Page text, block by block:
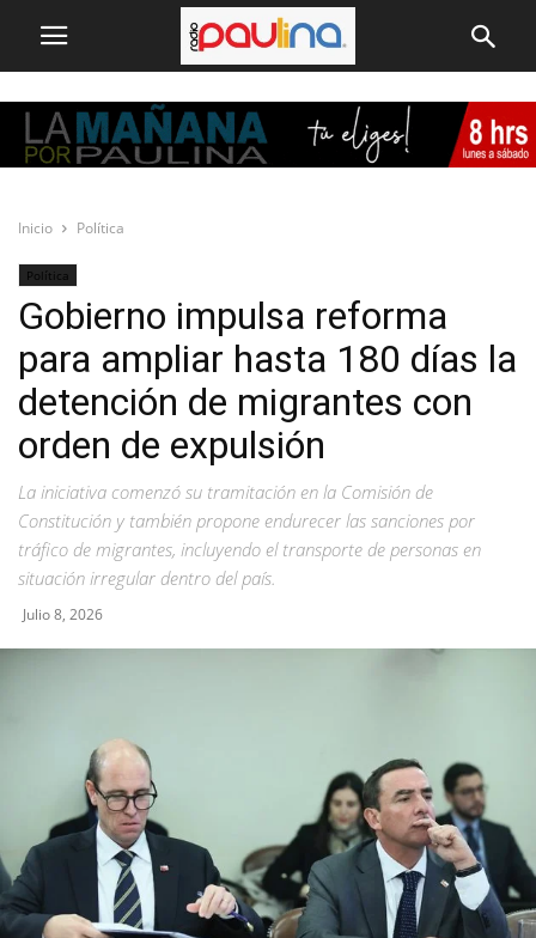
Inicio Política
Política
Gobierno impulsa reforma
para ampliar hasta 180 días la
detención de migrantes con
orden de expulsión
La iniciativa comenzó su tramitación en la Comisión de
Constitución y también propone endurecer las sanciones por
tráfico de migrantes, incluyendo el transporte de personas en
situación irregular dentro del país.
Julio 8, 2026